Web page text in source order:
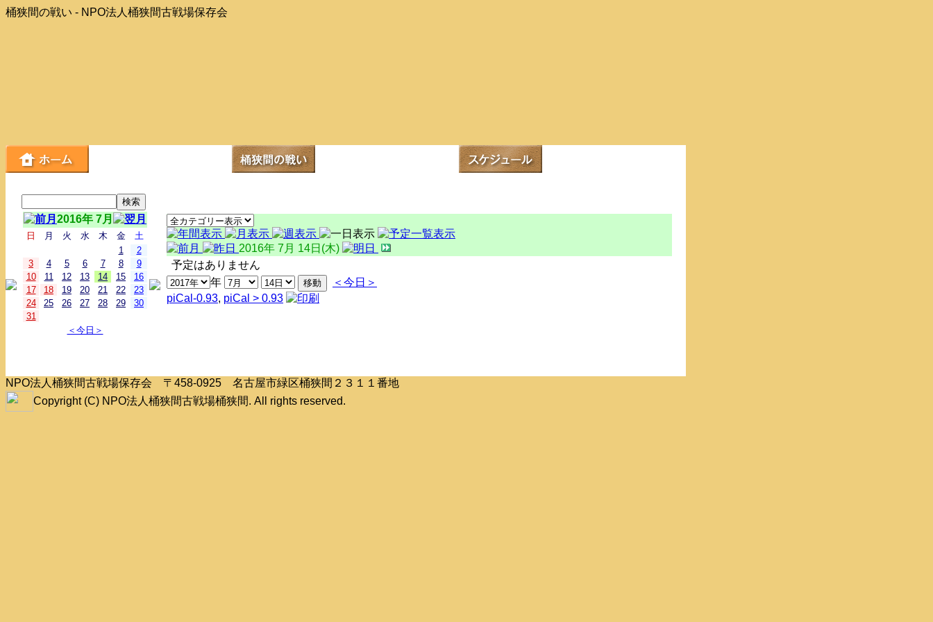
桶狭間の戦い - NPO法人桶狭間古戦場保存会
2016年 7月
日 月 火 水 木 金
土
1
2
3
4 5 6 7 8
9
10
11 12 13 14 15
16
17
18 19 20 21 22
23
24
25 26 27 28 29
30
31
＜今日＞
2016年 7月 14日(木)
予定はありません
年
＜今日＞
piCal-0.93, piCal > 0.93
NPO法人桶狭間古戦場保存会 〒458-0925 名古屋市緑区桶狭間２３１１番地
Copyright (C) NPO法人桶狭間古戦場桶狭間. All rights reserved.